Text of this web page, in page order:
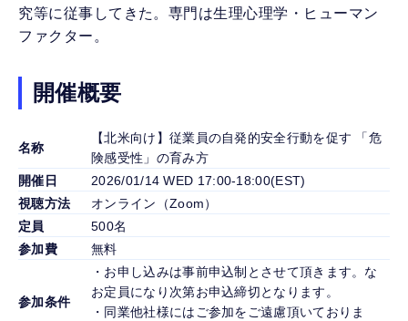
究等に従事してきた。専門は生理心理学・ヒューマン
ファクター。
開催概要
名称
【北米向け】従業員の自発的安全行動を促す 「危
険感受性」の育み方
開催日
2026/01/14 WED 17:00-18:00(EST)
視聴方法
オンライン（Zoom）
定員
500名
参加費
無料
参加条件
・お申し込みは事前申込制とさせて頂きます。な
お定員になり次第お申込締切となります。
・同業他社様にはご参加をご遠慮頂いておりま